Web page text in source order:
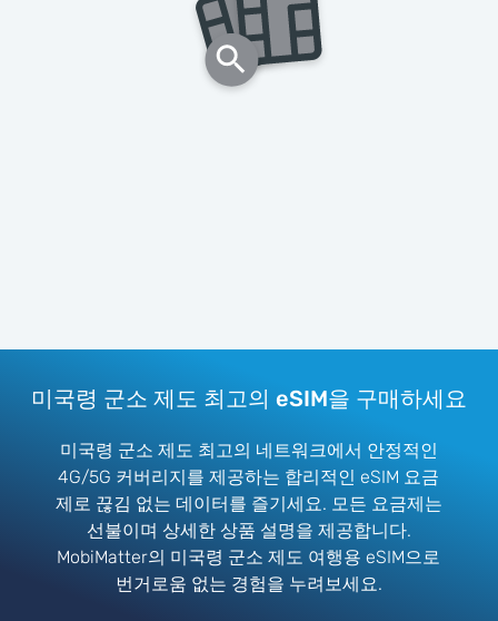
미국령 군소 제도 최고의 eSIM을 구매하세요
미국령 군소 제도 최고의 네트워크에서 안정적인
4G/5G 커버리지를 제공하는 합리적인 eSIM 요금
제로 끊김 없는 데이터를 즐기세요. 모든 요금제는
선불이며 상세한 상품 설명을 제공합니다.
MobiMatter의 미국령 군소 제도 여행용 eSIM으로
번거로움 없는 경험을 누려보세요.